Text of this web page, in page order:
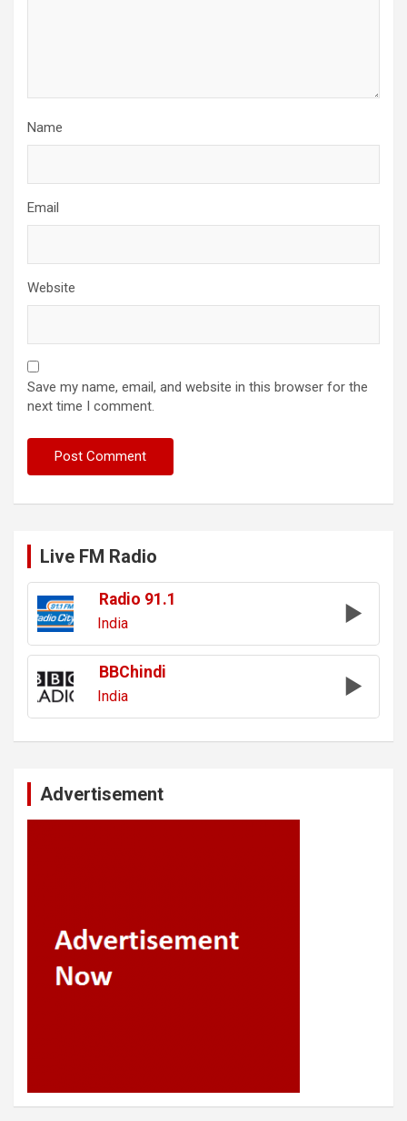
Name
Email
Website
Save my name, email, and website in this browser for the
next time I comment.
Live FM Radio
Radio 91.1
India
BBChindi
India
Advertisement